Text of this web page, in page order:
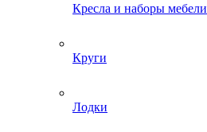
Кресла и наборы мебели
Круги
Лодки